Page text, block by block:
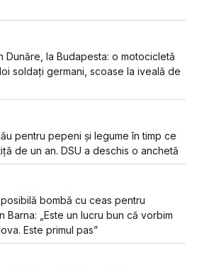
Dunăre, la Budapesta: o motocicletă
soldați germani, scoase la iveală de
pentru pepeni și legume în timp ce
de un an. DSU a deschis o anchetă
posibilă bombă cu ceas pentru
Barna: „Este un lucru bun că vorbim
Este primul pas”